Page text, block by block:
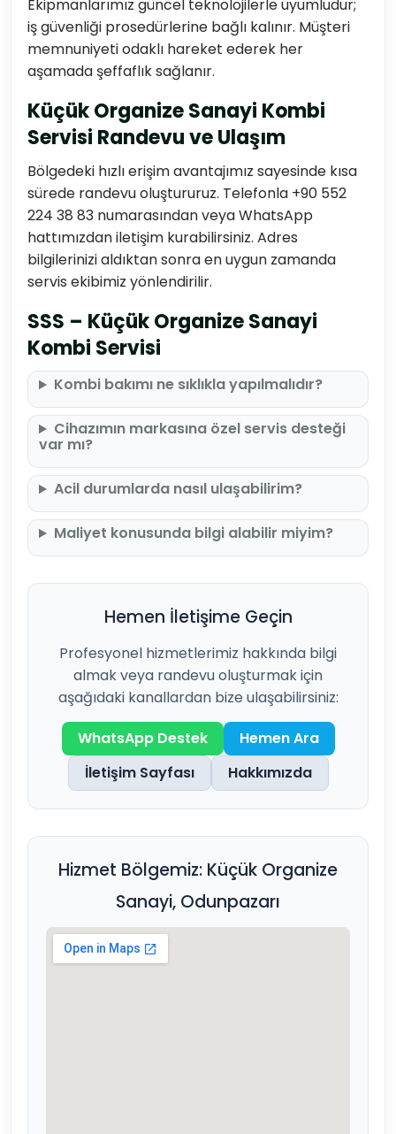
Ekipmanlarımız güncel teknolojilerle uyumludur;
iş güvenliği prosedürlerine bağlı kalınır. Müşteri
memnuniyeti odaklı hareket ederek her
aşamada şeffaflık sağlanır.
Küçük Organize Sanayi Kombi
Servisi Randevu ve Ulaşım
Bölgedeki hızlı erişim avantajımız sayesinde kısa
sürede randevu oluştururuz. Telefonla +90 552
224 38 83 numarasından veya WhatsApp
hattımızdan iletişim kurabilirsiniz. Adres
bilgilerinizi aldıktan sonra en uygun zamanda
servis ekibimiz yönlendirilir.
SSS – Küçük Organize Sanayi
Kombi Servisi
Kombi bakımı ne sıklıkla yapılmalıdır?
Cihazımın markasına özel servis desteği
var mı?
Acil durumlarda nasıl ulaşabilirim?
Maliyet konusunda bilgi alabilir miyim?
Hemen İletişime Geçin
Profesyonel hizmetlerimiz hakkında bilgi
almak veya randevu oluşturmak için
aşağıdaki kanallardan bize ulaşabilirsiniz:
WhatsApp Destek
Hemen Ara
İletişim Sayfası
Hakkımızda
Hizmet Bölgemiz: Küçük Organize
Sanayi, Odunpazarı